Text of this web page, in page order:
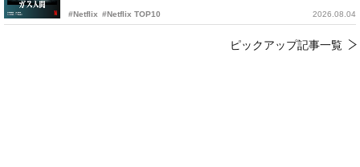
#Netflix #Netflix TOP10 2026.08.04
ピックアップ記事一覧